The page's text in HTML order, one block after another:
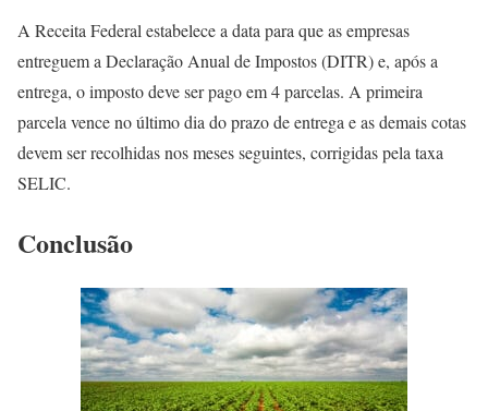
A Receita Federal estabelece a data para que as empresas
entreguem a Declaração Anual de Impostos (DITR) e, após a
entrega, o imposto deve ser pago em 4 parcelas. A primeira
parcela vence no último dia do prazo de entrega e as demais cotas
devem ser recolhidas nos meses seguintes, corrigidas pela taxa
SELIC.
Conclusão